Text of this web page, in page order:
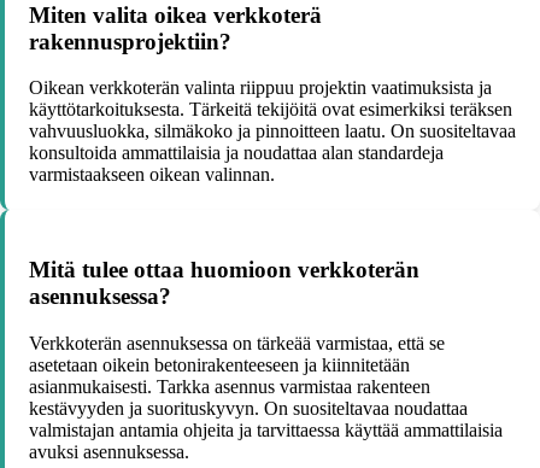
Miten valita oikea verkkoterä
rakennusprojektiin?
Oikean verkkoterän valinta riippuu projektin vaatimuksista ja
käyttötarkoituksesta. Tärkeitä tekijöitä ovat esimerkiksi teräksen
vahvuusluokka, silmäkoko ja pinnoitteen laatu. On suositeltavaa
konsultoida ammattilaisia ja noudattaa alan standardeja
varmistaakseen oikean valinnan.
Mitä tulee ottaa huomioon verkkoterän
asennuksessa?
Verkkoterän asennuksessa on tärkeää varmistaa, että se
asetetaan oikein betonirakenteeseen ja kiinnitetään
asianmukaisesti. Tarkka asennus varmistaa rakenteen
kestävyyden ja suorituskyvyn. On suositeltavaa noudattaa
valmistajan antamia ohjeita ja tarvittaessa käyttää ammattilaisia
avuksi asennuksessa.